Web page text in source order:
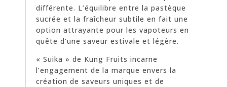
différente. L’équilibre entre la pastèque
sucrée et la fraîcheur subtile en fait une
option attrayante pour les vapoteurs en
quête d’une saveur estivale et légère.
« Suika » de Kung Fruits incarne
l’engagement de la marque envers la
création de saveurs uniques et de